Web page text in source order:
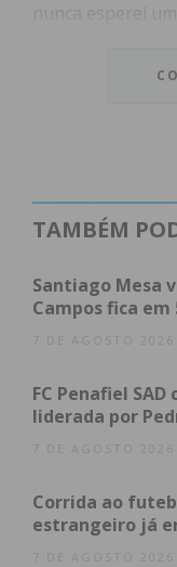
nunca esperei
não fiz grandes
3ª posição.
carro já na frente
meus colegas de
chegada e
verificações
piloto, e depois
muito satisfeito,
melhor, e o
proporcionar,
TAMBÉM
Santiago Mesa
Campos fica
7 DE AGOSTO 2026
FC Penafiel
liderada por
7 DE AGOSTO 2026
Corrida ao
estrangeiro já
7 DE AGOSTO 2026